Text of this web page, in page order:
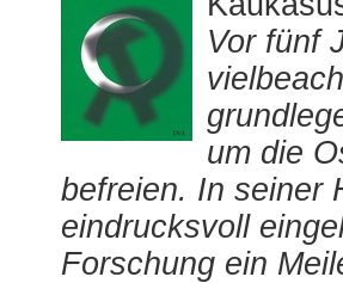
Vor fünf
um die
befreien. In seiner
eindrucksvoll
Forschung ein